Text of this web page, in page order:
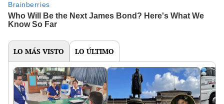
LO MÁS VISTO LO ÚLTIMO